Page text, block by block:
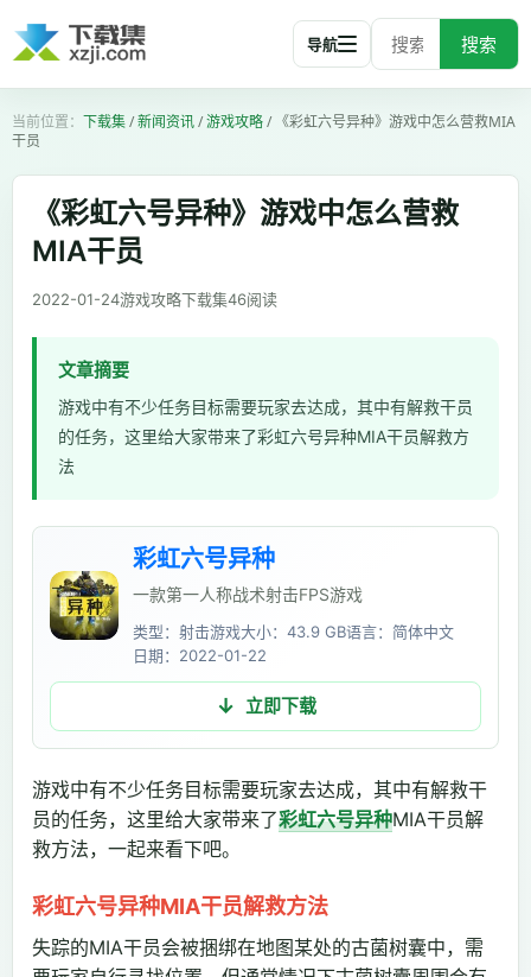
搜索
导航
下载集/新闻资讯/游戏攻略/ 《彩虹六号异种》游戏中怎么营救MIA
干员
《彩虹六号异种》游戏中怎么营救
MIA干员
2022-01-24游戏攻略下载集46阅读
文章摘要
游戏中有不少任务目标需要玩家去达成，其中有解救干员
的任务，这里给大家带来了彩虹六号异种MIA干员解救方
法
彩虹六号异种
一款第一人称战术射击FPS游戏
类型：射击游戏大小：43.9 GB语言：简体中文
日期：2022-01-22
立即下载
游戏中有不少任务目标需要玩家去达成，其中有解救干
员的任务，这里给大家带来了彩虹六号异种MIA干员解
救方法，一起来看下吧。
彩虹六号异种MIA干员解救方法
失踪的MIA干员会被捆绑在地图某处的古菌树囊中，需